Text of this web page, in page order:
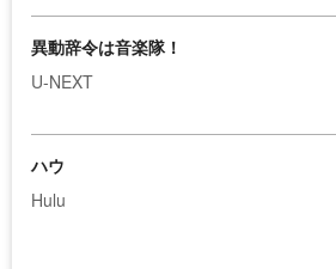
異動辞令は音楽隊！
U-NEXT
ハウ
Hulu